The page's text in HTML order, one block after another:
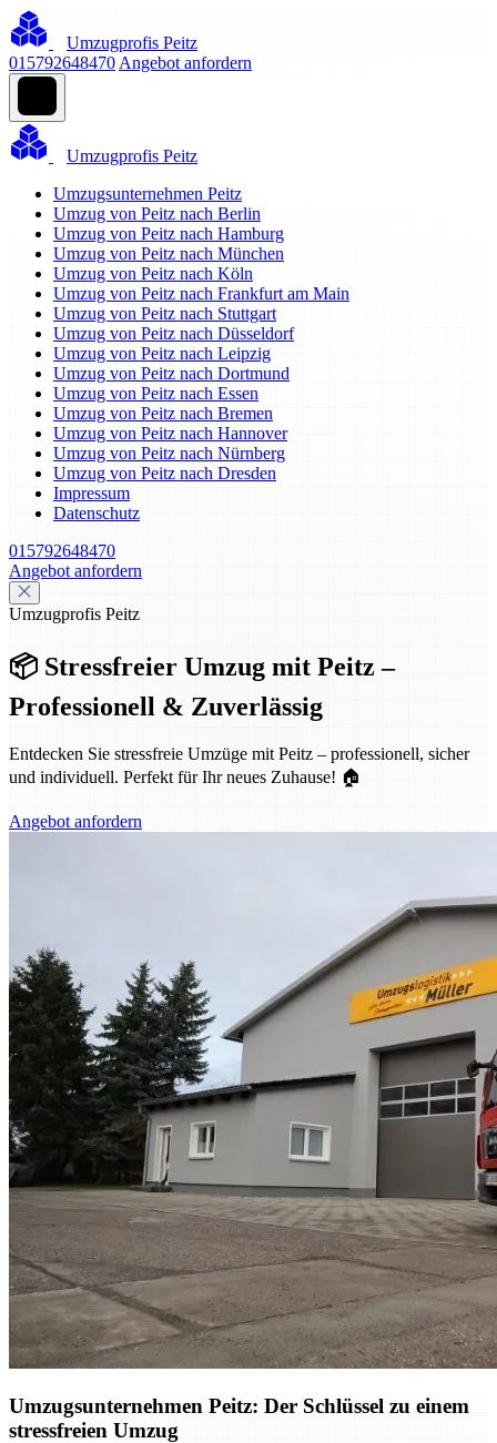
Umzugprofis Peitz
015792648470 Angebot anfordern
Umzugprofis Peitz
Umzugsunternehmen Peitz
Umzug von Peitz nach Berlin
Umzug von Peitz nach Hamburg
Umzug von Peitz nach München
Umzug von Peitz nach Köln
Umzug von Peitz nach Frankfurt am Main
Umzug von Peitz nach Stuttgart
Umzug von Peitz nach Düsseldorf
Umzug von Peitz nach Leipzig
Umzug von Peitz nach Dortmund
Umzug von Peitz nach Essen
Umzug von Peitz nach Bremen
Umzug von Peitz nach Hannover
Umzug von Peitz nach Nürnberg
Umzug von Peitz nach Dresden
Impressum
Datenschutz
015792648470
Angebot anfordern
Umzugprofis Peitz
📦 Stressfreier Umzug mit Peitz –
Professionell & Zuverlässig
Entdecken Sie stressfreie Umzüge mit Peitz – professionell, sicher
und individuell. Perfekt für Ihr neues Zuhause! 🏠
Angebot anfordern
Umzugsunternehmen Peitz: Der Schlüssel zu einem
stressfreien Umzug